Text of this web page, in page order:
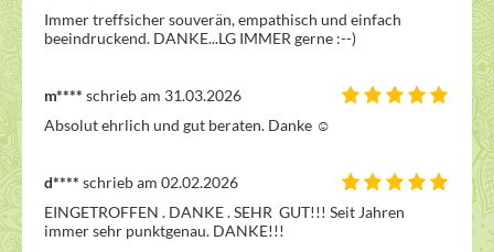
Immer treffsicher souverän, empathisch und einfach
beeindruckend. DANKE...LG IMMER gerne :--)
m**** schrieb am 31.03.2026
Absolut ehrlich und gut beraten. Danke ☺ ️
d**** schrieb am 02.02.2026
EINGETROFFEN . DANKE . SEHR  GUT!!! Seit Jahren
immer sehr punktgenau. DANKE!!!